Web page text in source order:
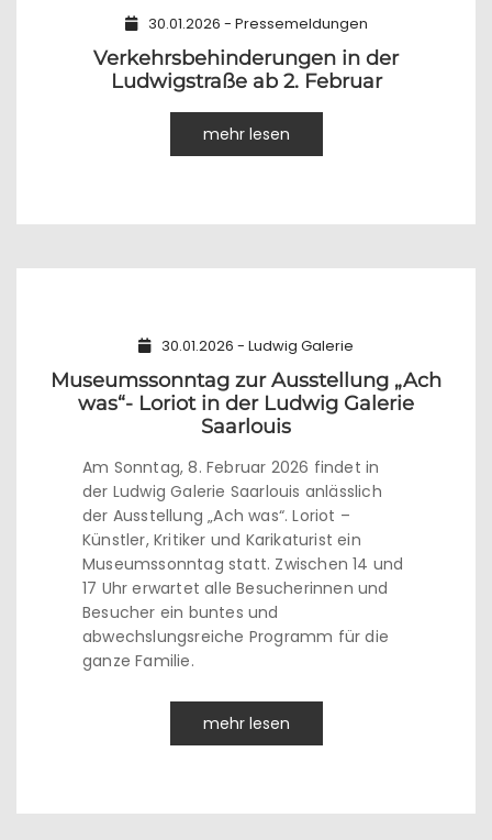
30.01.2026 - Pressemeldungen
Verkehrsbehinderungen in der
Ludwigstraße ab 2. Februar
mehr lesen
30.01.2026 - Ludwig Galerie
Museumssonntag zur Ausstellung „Ach
was“- Loriot in der Ludwig Galerie
Saarlouis
Am Sonntag, 8. Februar 2026 findet in
der Ludwig Galerie Saarlouis anlässlich
der Ausstellung „Ach was“. Loriot –
Künstler, Kritiker und Karikaturist ein
Museumssonntag statt. Zwischen 14 und
17 Uhr erwartet alle Besucherinnen und
Besucher ein buntes und
abwechslungsreiche Programm für die
ganze Familie.
mehr lesen